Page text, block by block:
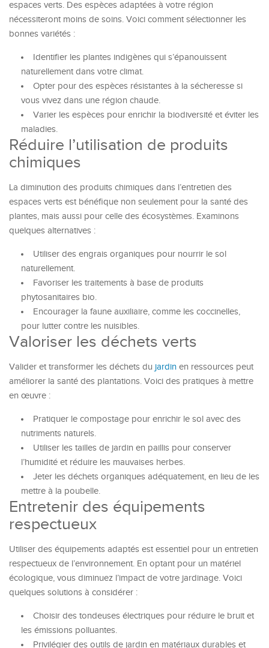
espaces verts. Des espèces adaptées à votre région
nécessiteront moins de soins. Voici comment sélectionner les
bonnes variétés :
Identifier les plantes indigènes qui s’épanouissent
naturellement dans votre climat.
Opter pour des espèces résistantes à la sécheresse si
vous vivez dans une région chaude.
Varier les espèces pour enrichir la biodiversité et éviter les
maladies.
Réduire l’utilisation de produits
chimiques
La diminution des produits chimiques dans l’entretien des
espaces verts est bénéfique non seulement pour la santé des
plantes, mais aussi pour celle des écosystèmes. Examinons
quelques alternatives :
Utiliser des engrais organiques pour nourrir le sol
naturellement.
Favoriser les traitements à base de produits
phytosanitaires bio.
Encourager la faune auxiliaire, comme les coccinelles,
pour lutter contre les nuisibles.
Valoriser les déchets verts
Valider et transformer les déchets du jardin en ressources peut
améliorer la santé des plantations. Voici des pratiques à mettre
en œuvre :
Pratiquer le compostage pour enrichir le sol avec des
nutriments naturels.
Utiliser les tailles de jardin en paillis pour conserver
l’humidité et réduire les mauvaises herbes.
Jeter les déchets organiques adéquatement, en lieu de les
mettre à la poubelle.
Entretenir des équipements
respectueux
Utiliser des équipements adaptés est essentiel pour un entretien
respectueux de l’environnement. En optant pour un matériel
écologique, vous diminuez l’impact de votre jardinage. Voici
quelques solutions à considérer :
Choisir des tondeuses électriques pour réduire le bruit et
les émissions polluantes.
Privilégier des outils de jardin en matériaux durables et